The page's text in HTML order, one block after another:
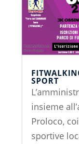
SPORT
insieme
Proloco,
sportive